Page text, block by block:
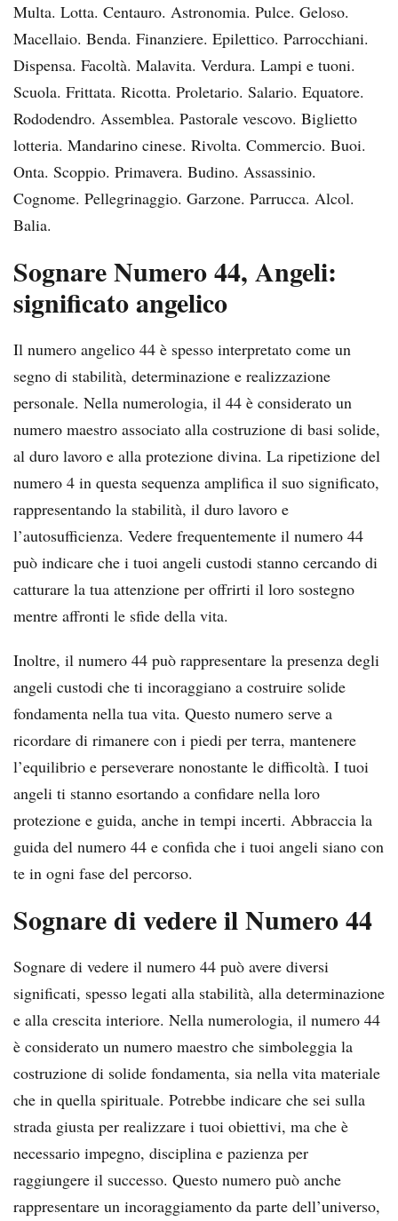
Multa. Lotta. Centauro. Astronomia. Pulce. Geloso.
Macellaio. Benda. Finanziere. Epilettico. Parrocchiani.
Dispensa. Facoltà. Malavita. Verdura. Lampi e tuoni.
Scuola. Frittata. Ricotta. Proletario. Salario. Equatore.
Rododendro. Assemblea. Pastorale vescovo. Biglietto
lotteria. Mandarino cinese. Rivolta. Commercio. Buoi.
Onta. Scoppio. Primavera. Budino. Assassinio.
Cognome. Pellegrinaggio. Garzone. Parrucca. Alcol.
Balia.
Sognare Numero 44, Angeli:
significato angelico
Il numero angelico 44 è spesso interpretato come un
segno di stabilità, determinazione e realizzazione
personale. Nella numerologia, il 44 è considerato un
numero maestro associato alla costruzione di basi solide,
al duro lavoro e alla protezione divina. La ripetizione del
numero 4 in questa sequenza amplifica il suo significato,
rappresentando la stabilità, il duro lavoro e
l’autosufficienza. Vedere frequentemente il numero 44
può indicare che i tuoi angeli custodi stanno cercando di
catturare la tua attenzione per offrirti il loro sostegno
mentre affronti le sfide della vita.
Inoltre, il numero 44 può rappresentare la presenza degli
angeli custodi che ti incoraggiano a costruire solide
fondamenta nella tua vita. Questo numero serve a
ricordare di rimanere con i piedi per terra, mantenere
l’equilibrio e perseverare nonostante le difficoltà. I tuoi
angeli ti stanno esortando a confidare nella loro
protezione e guida, anche in tempi incerti. Abbraccia la
guida del numero 44 e confida che i tuoi angeli siano con
te in ogni fase del percorso.
Sognare di vedere il Numero 44
Sognare di vedere il numero 44 può avere diversi
significati, spesso legati alla stabilità, alla determinazione
e alla crescita interiore. Nella numerologia, il numero 44
è considerato un numero maestro che simboleggia la
costruzione di solide fondamenta, sia nella vita materiale
che in quella spirituale. Potrebbe indicare che sei sulla
strada giusta per realizzare i tuoi obiettivi, ma che è
necessario impegno, disciplina e pazienza per
raggiungere il successo. Questo numero può anche
rappresentare un incoraggiamento da parte dell’universo,